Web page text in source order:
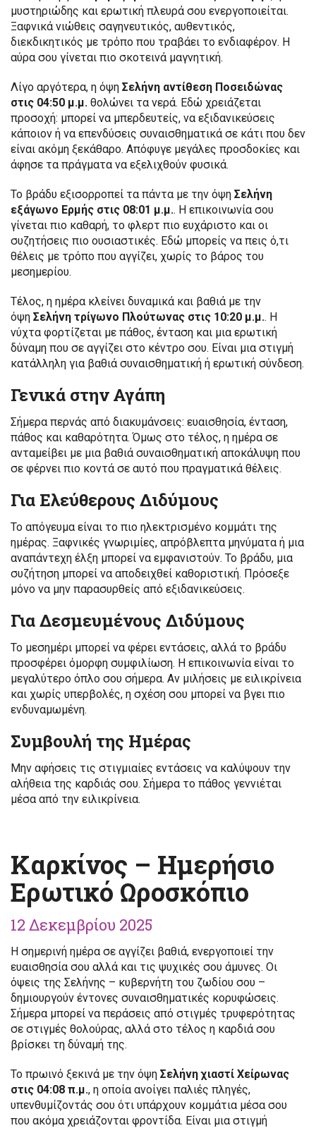
μυστηριώδης και ερωτική πλευρά σου ενεργοποιείται.
Ξαφνικά νιώθεις σαγηνευτικός, αυθεντικός,
διεκδικητικός με τρόπο που τραβάει το ενδιαφέρον. Η
αύρα σου γίνεται πιο σκοτεινά μαγνητική.
Λίγο αργότερα, η όψη Σελήνη αντίθεση Ποσειδώνας
στις 04:50 μ.μ. θολώνει τα νερά. Εδώ χρειάζεται
προσοχή: μπορεί να μπερδευτείς, να εξιδανικεύσεις
κάποιον ή να επενδύσεις συναισθηματικά σε κάτι που δεν
είναι ακόμη ξεκάθαρο. Απόφυγε μεγάλες προσδοκίες και
άφησε τα πράγματα να εξελιχθούν φυσικά.
Το βράδυ εξισορροπεί τα πάντα με την όψη Σελήνη
εξάγωνο Ερμής στις 08:01 μ.μ.. Η επικοινωνία σου
γίνεται πιο καθαρή, το φλερτ πιο ευχάριστο και οι
συζητήσεις πιο ουσιαστικές. Εδώ μπορείς να πεις ό,τι
θέλεις με τρόπο που αγγίζει, χωρίς το βάρος του
μεσημερίου.
Τέλος, η ημέρα κλείνει δυναμικά και βαθιά με την
όψη Σελήνη τρίγωνο Πλούτωνας στις 10:20 μ.μ.. Η
νύχτα φορτίζεται με πάθος, ένταση και μια ερωτική
δύναμη που σε αγγίζει στο κέντρο σου. Είναι μια στιγμή
κατάλληλη για βαθιά συναισθηματική ή ερωτική σύνδεση.
Γενικά στην Αγάπη
Σήμερα περνάς από διακυμάνσεις: ευαισθησία, ένταση,
πάθος και καθαρότητα. Όμως στο τέλος, η ημέρα σε
ανταμείβει με μια βαθιά συναισθηματική αποκάλυψη που
σε φέρνει πιο κοντά σε αυτό που πραγματικά θέλεις.
Για Ελεύθερους Διδύμους
Το απόγευμα είναι το πιο ηλεκτρισμένο κομμάτι της
ημέρας. Ξαφνικές γνωριμίες, απρόβλεπτα μηνύματα ή μια
αναπάντεχη έλξη μπορεί να εμφανιστούν. Το βράδυ, μια
συζήτηση μπορεί να αποδειχθεί καθοριστική. Πρόσεξε
μόνο να μην παρασυρθείς από εξιδανικεύσεις.
Για Δεσμευμένους Διδύμους
Το μεσημέρι μπορεί να φέρει εντάσεις, αλλά το βράδυ
προσφέρει όμορφη συμφιλίωση. Η επικοινωνία είναι το
μεγαλύτερο όπλο σου σήμερα. Αν μιλήσεις με ειλικρίνεια
και χωρίς υπερβολές, η σχέση σου μπορεί να βγει πιο
ενδυναμωμένη.
Συμβουλή της Ημέρας
Μην αφήσεις τις στιγμιαίες εντάσεις να καλύψουν την
αλήθεια της καρδιάς σου. Σήμερα το πάθος γεννιέται
μέσα από την ειλικρίνεια.
Καρκίνος – Ημερήσιο
Ερωτικό Ωροσκόπιο
12 Δεκεμβρίου 2025
Η σημερινή ημέρα σε αγγίζει βαθιά, ενεργοποιεί την
ευαισθησία σου αλλά και τις ψυχικές σου άμυνες. Οι
όψεις της Σελήνης – κυβερνήτη του ζωδίου σου –
δημιουργούν έντονες συναισθηματικές κορυφώσεις.
Σήμερα μπορεί να περάσεις από στιγμές τρυφερότητας
σε στιγμές θολούρας, αλλά στο τέλος η καρδιά σου
βρίσκει τη δύναμή της.
Το πρωινό ξεκινά με την όψη Σελήνη χιαστί Χείρωνας
στις 04:08 π.μ., η οποία ανοίγει παλιές πληγές,
υπενθυμίζοντάς σου ότι υπάρχουν κομμάτια μέσα σου
που ακόμα χρειάζονται φροντίδα. Είναι μια στιγμή